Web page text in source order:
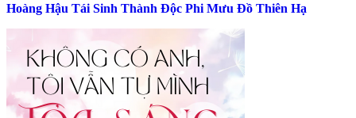
Hoàng Hậu Tái Sinh Thành Độc Phi Mưu Đồ Thiên Hạ